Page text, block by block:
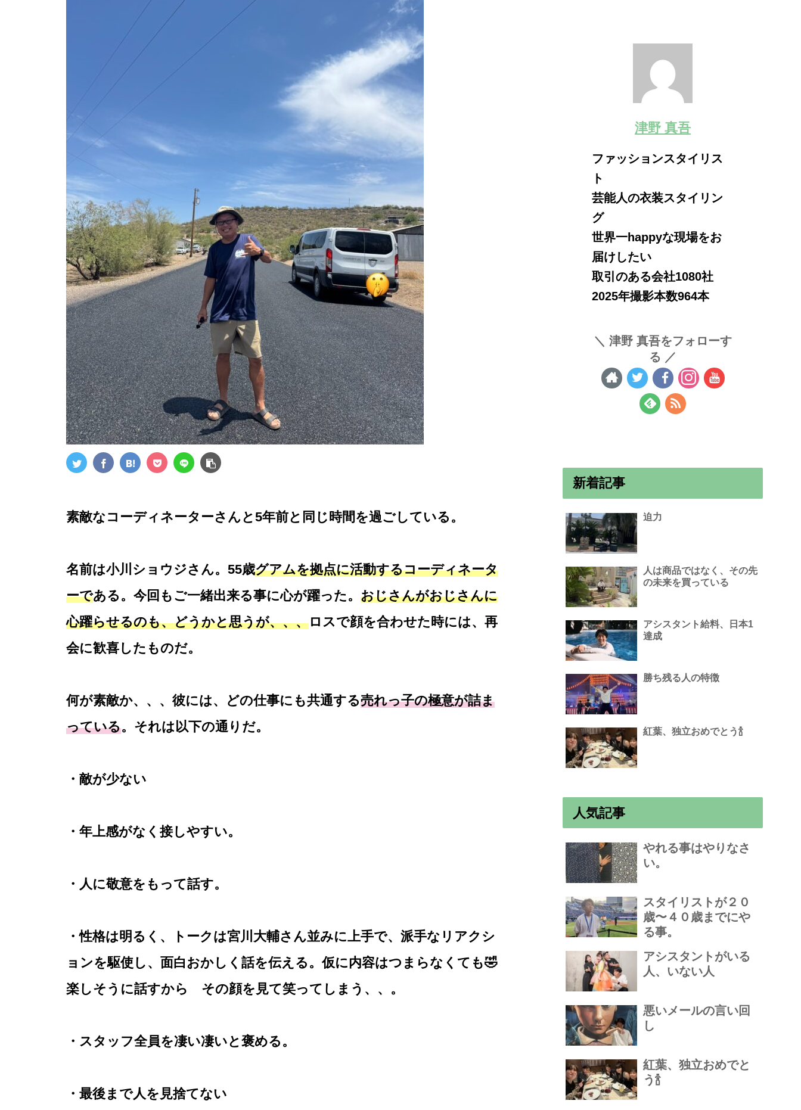
素敵なコーディネーターさんと5年前と同じ時間を過ごしている。
名前は小川ショウジさん。55歳グアムを拠点に活動するコーディネータ
ーである。今回もご一緒出来る事に心が躍った。 おじさんがおじさんに
心躍らせるのも、どうかと思うが、、、ロスで顔を合わせた時には、再
会に歓喜したものだ。
何が素敵か、、、彼には、どの仕事にも共通する売れっ子の極意が詰ま
っている。それは以下の通りだ。
・敵が少ない
・年上感がなく接しやすい。
・人に敬意をもって話す。
・性格は明るく、トークは宮川大輔さん並みに上手で、派手なリアクシ
ョンを駆使し、面白おかしく話を伝える。仮に内容はつまらなくても🤣
楽しそうに話すから その顔を見て笑ってしまう、、。
・スタッフ全員を凄い凄いと褒める。
・最後まで人を見捨てない
津野 真吾
ファッションスタイリス
ト
芸能人の衣装スタイリン
グ
世界一happyな現場をお
届けしたい
取引のある会社1080社
2025年撮影本数964本
津野 真吾をフォローす
る
新着記事
迫力
人は商品ではなく、その先
の未来を買っている
アシスタント給料、日本1
達成
勝ち残る人の特徴
紅葉、独立おめでとう🍾
人気記事
やれる事はやりなさ
い。
スタイリストが２０
歳〜４０歳までにや
る事。
アシスタントがいる
人、いない人
悪いメールの言い回
し
紅葉、独立おめでと
う🍾